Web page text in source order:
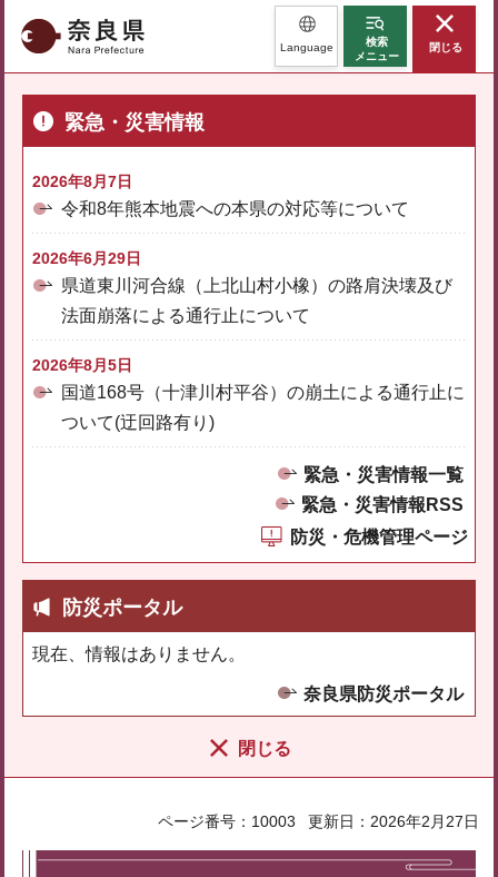
奈良県 Language
検索
メニュー
閉じる
緊急・災害情報
2026年8月7日
令和8年熊本地震への本県の対応等について
2026年6月29日
県道東川河合線（上北山村小橡）の路肩決壊及び
法面崩落による通行止について
2026年8月5日
国道168号（十津川村平谷）の崩土による通行止に
ついて(迂回路有り)
緊急・災害情報一覧
緊急・災害情報RSS
防災・危機管理ページ
防災ポータル
現在、情報はありません。
奈良県防災ポータル
閉じる
ページ番号：10003 更新日：2026年2月27日